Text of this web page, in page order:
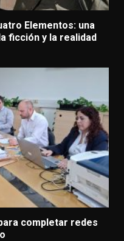
Elementos: una
ficción y la realidad
completar redes